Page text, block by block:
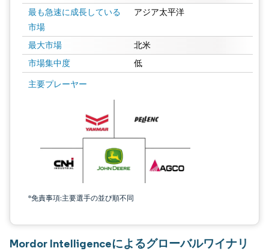
最も急速に成長している
市場
アジア太平洋
最大市場 北米
市場集中度 低
主要プレーヤー
*免責事項:主要選手の並び順不同
Mordor Intelligenceによるグローバルワイナリ